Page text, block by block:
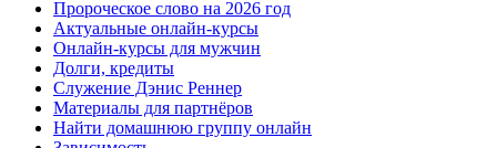
Пророческое слово на 2026 год
Актуальные онлайн-курсы
Онлайн-курсы для мужчин
Долги, кредиты
Служение Дэнис Реннер
Материалы для партнёров
Найти домашнюю группу онлайн